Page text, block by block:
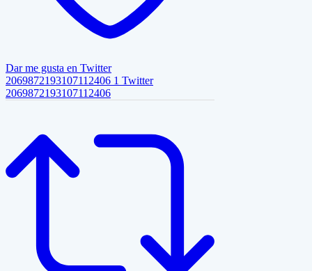
Dar me gusta en Twitter
2069872193107112406 1 Twitter
2069872193107112406